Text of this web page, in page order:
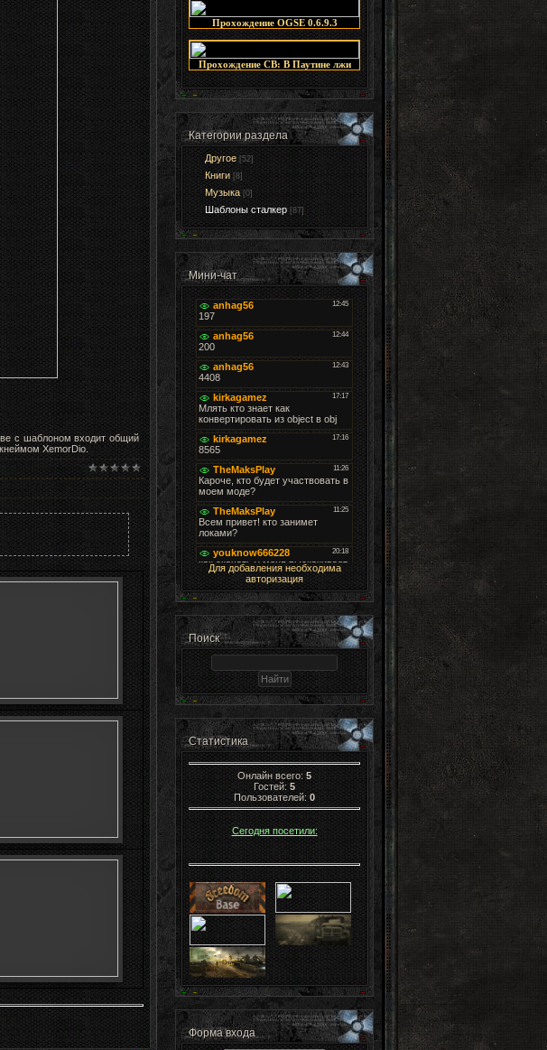
с шаблоном входит общий
XemorDio.
Прохождение OGSE 0.6.9.3
Прохождение СВ: В Паутине лжи
Категории раздела
Другое [52]
Книги [8]
Музыка [0]
Шаблоны сталкер [87]
Мини-чат
Для добавления необходима
авторизация
Поиск
Статистика
Онлайн всего: 5
Гостей: 5
Пользователей: 0
Сегодня посетили:
Форма входа